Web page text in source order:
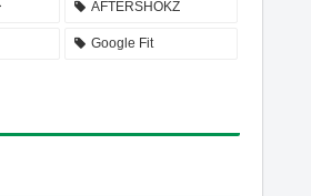
AFTERSHOKZ
Google Fit